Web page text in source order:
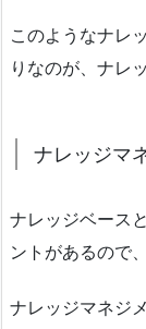
このようなナレ
りなのが、ナレ
ナレッジマ
ナレッジベース
ントがあるので
ナレッジマネジ